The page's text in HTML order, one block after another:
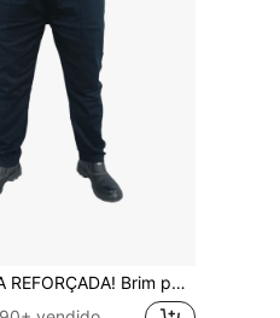
Sem Faixa Refletiva Cinza Preta fardamento Uniforme profissional Todos Ajuste Regular Nenhum Jardim